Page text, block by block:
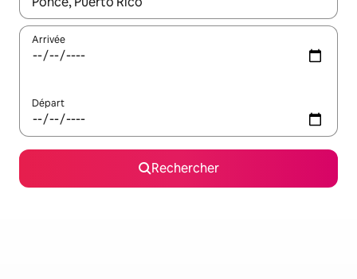
Arrivée
Départ
Rechercher